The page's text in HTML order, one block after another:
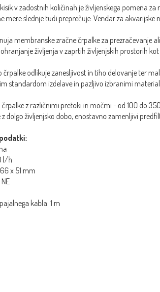
v zadostnih količinah je življenskega pomena
mere slednje tudi preprečuje. Vendar za
membranske zračne črpalke za prezračevanje
življenja v zaprtih življenjskih prostorih kot
črpalke odlikuje zanesljivost in tiho delovanje ter
standardom izdelave in pazljivo izbranimi
črpalke z različnimi pretoki in močmi - od 100 do
dolgo življenjsko dobo, enostavno zamenljivi
l/h
66 x 51 mm
kabla: 1 m